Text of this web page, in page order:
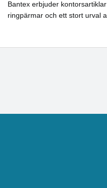
Bantex erbjuder
ringpärmar och ett stort urval